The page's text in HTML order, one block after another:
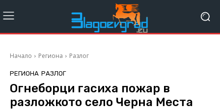
Начало Региона Разлог
РЕГИОНА РАЗЛОГ
Огнеборци гасиха пожар в
разложкото село Черна Места